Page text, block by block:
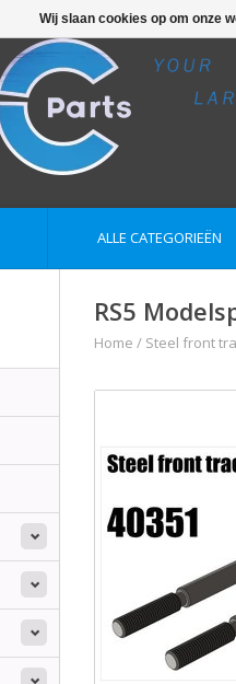
ALLE CATEGORIEËN
RS5
Home / Steel front
Wij slaan cookies op om onze